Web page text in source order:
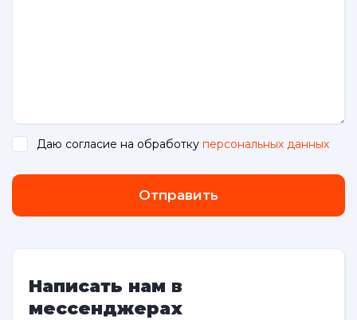
Даю согласие на обработку персональных данных
Отправить
Написать нам в
мессенджерах